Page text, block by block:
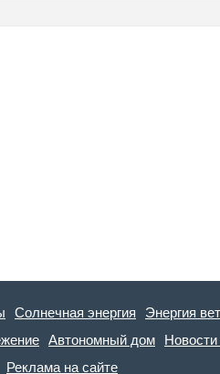
Солнечная энергия Энергия
Автономный дом Новости
Реклама на сайте